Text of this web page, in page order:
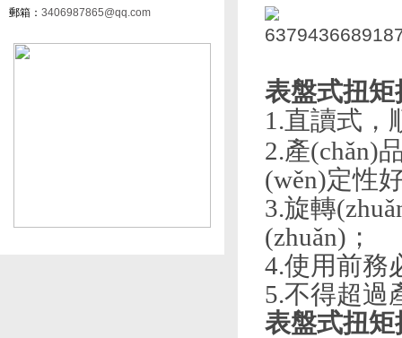
郵箱： 3406987865@qq.com
表盤式扭
1.直讀式，
2.產(chǎn)
(wěn)定性
3.旋轉
(zhuǎn)；
4.使用前務
5.不得超過
表盤式扭矩